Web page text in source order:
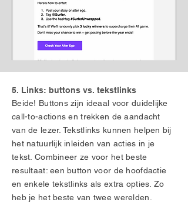
5. Links: buttons vs. tekstlinks
Beide! Buttons zijn ideaal voor duidelijke
call-to-actions en trekken de aandacht
van de lezer. Tekstlinks kunnen helpen bij
het natuurlijk inleiden van acties in je
tekst. Combineer ze voor het beste
resultaat: een button voor de hoofdactie
en enkele tekstlinks als extra opties. Zo
heb je het beste van twee werelden.